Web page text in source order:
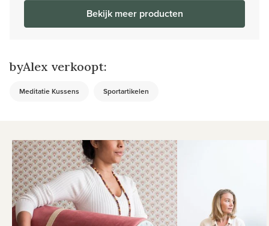
Bekijk meer producten
byAlex verkoopt:
Meditatie Kussens Sportartikelen